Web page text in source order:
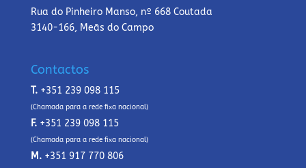
Rua do Pinheiro Manso, nº 668 Coutada
3140-166, Meãs do Campo
Contactos
T.+351 239 098 115
(Chamada para a rede fixa nacional)
F.+351 239 098 115
(Chamada para a rede fixa nacional)
M.+351 917 770 806